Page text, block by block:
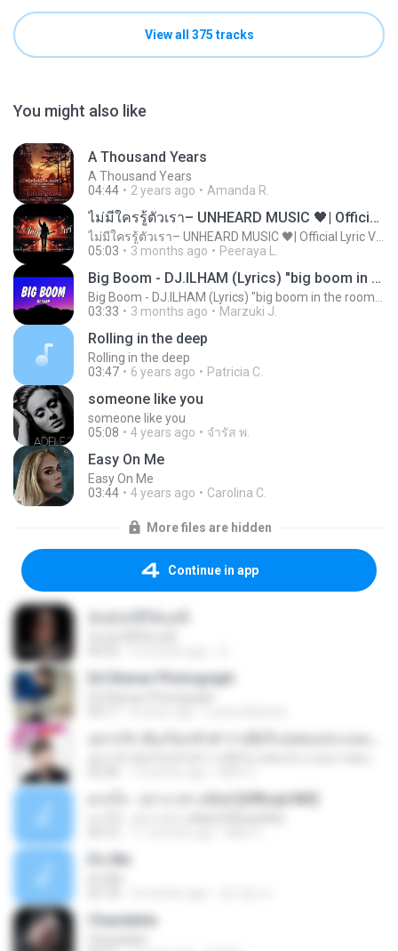
View all 375 tracks
You might also like
A Thousand Years
A Thousand Years
04:44
2 years ago Amanda R.
ไม่มีใครรู้ตัวเรา– UNHEARD MUSIC 🖤| Official Lyric Video | เพลงสู้ชีวิต
05:03
3 months ago Peeraya L.
Big Boom - DJ.ILHAM (Lyrics) "big boom in the room i go kaboom"
03:33
3 months ago Marzuki J.
Rolling in the deep
Rolling in the deep
03:47
6 years ago Patricia C.
someone like you
someone like you
05:08
4 years ago จํารัส พ.
Easy On Me
Easy On Me
03:44
4 years ago Carolina C.
More files are hidden
Continue in app
Ed Sheran Photograph
ดวงใจ - ปราง ปรางทิพย์ [Official MV]
It′s Me
Chandelier